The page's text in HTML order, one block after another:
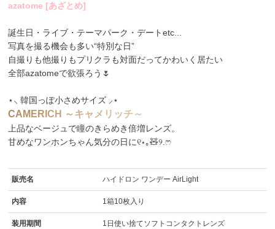
azatome [あざとめ]
誕生日・ライブ・テーマパーク・デートetc...
写真を撮る機会も多い“特別な日”
自撮りも他撮りもプリクラも対面だってかわいく居たい
全部azatomeで欲張ろう🌷
⋆⸜ 韓国っぽ小さめサイズ ⸝⋆
CA M E R C H ～ キャメ リ ッチ～
上品なベージュで瞳のきらめき倍増レンズ。
甘めなワンホンちゃん気分の日に୧⋆｡🧸୨.ෆ
販売名 ハイドロン ワンデー AirLight
内容 1箱10枚入り
装用期間 1日使い捨てソフトコンタクトレンズ